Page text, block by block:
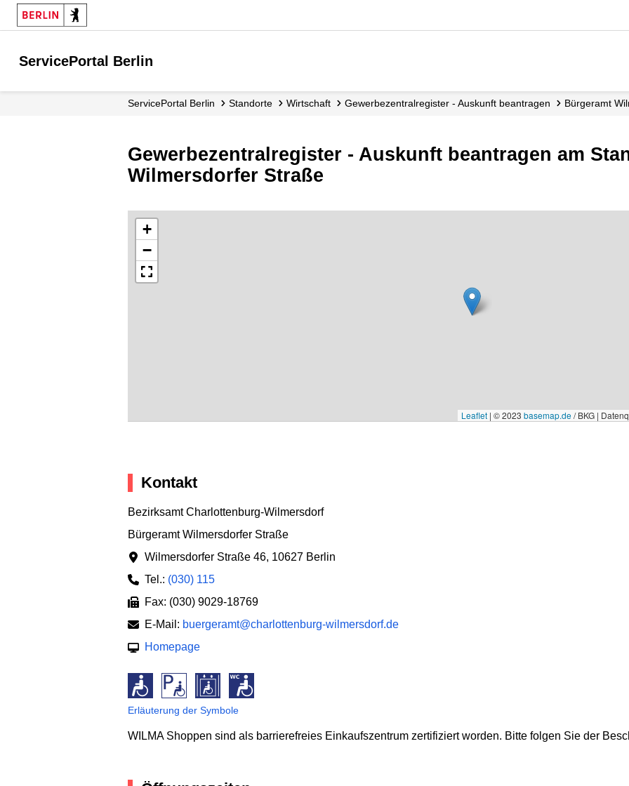
ServicePortal Berlin
ServicePortal Berlin Standorte Wirtschaft Gewerbezentralregister - Auskunft beantragen Bürgeramt
Gewerbezentralregister - Auskunft beantragen am
Wilmersdorfer Straße
+
−
Leaflet | © 2023 basemap.de/ BKG |
Kontakt
Bezirksamt Charlottenburg-Wilmersdorf
Bürgeramt Wilmersdorfer Straße
Wilmersdorfer Straße 46, 10627 Berlin
Tel.: (030) 115
Fax: (030) 9029-18769
E-Mail: buergeramt@charlottenburg-wilmersdorf.de
Homepage
Erläuterung der Symbole
WILMA Shoppen sind als barrierefreies Einkaufszentrum zertifiziert worden. Bitte folgen Sie der